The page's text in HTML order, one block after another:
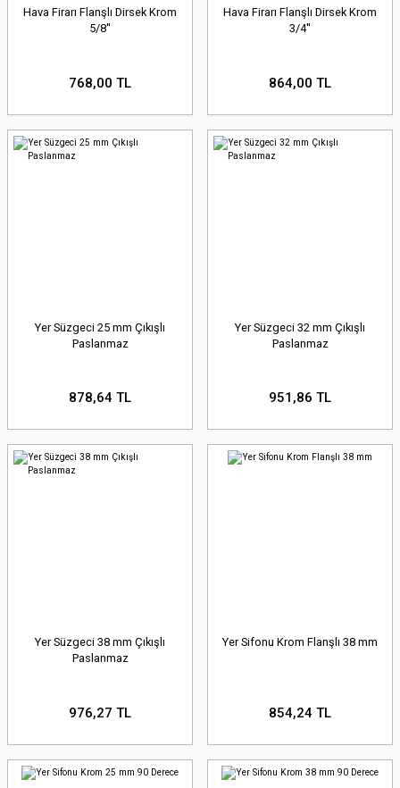
Hava Firarı Flanşlı Dirsek Krom
5/8''
768,00 TL
Hava Firarı Flanşlı Dirsek Krom
3/4''
864,00 TL
Yer Süzgeci 25 mm Çıkışlı
Paslanmaz
878,64 TL
Yer Süzgeci 32 mm Çıkışlı
Paslanmaz
951,86 TL
Yer Süzgeci 38 mm Çıkışlı
Paslanmaz
976,27 TL
Yer Sifonu Krom Flanşlı 38 mm
854,24 TL